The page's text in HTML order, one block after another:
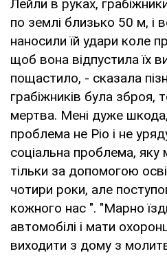
Лейли в руках,
по землі близько 50 м, і
наносили їй удари коле
щоб вона відпустила їх
пощастило, - сказала
грабіжників була зброя,
мертва. Мені дуже
проблема не Ріо і не
соціальна проблема,
тільки за допомогою
чотири роки, але
кожного нас ". "Марно
автомобілі і мати
виходити з дому з